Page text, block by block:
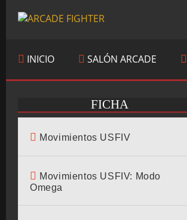
INICIO SALÓN ARCADE
FICHA
Movimientos USFIV
Movimientos USFIV: Modo
Omega